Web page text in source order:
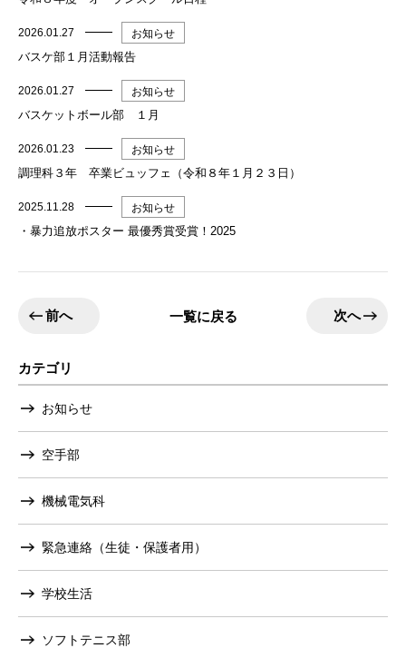
2026.01.27 お知らせ
バスケ部１月活動報告
2026.01.27 お知らせ
バスケットボール部 １月
2026.01.23 お知らせ
調理科３年 卒業ビュッフェ（令和８年１月２３日）
2025.11.28 お知らせ
・暴力追放ポスター 最優秀賞受賞！2025
前へ 一覧に戻る 次へ
カテゴリ
お知らせ
空手部
機械電気科
緊急連絡（生徒・保護者用）
学校生活
ソフトテニス部